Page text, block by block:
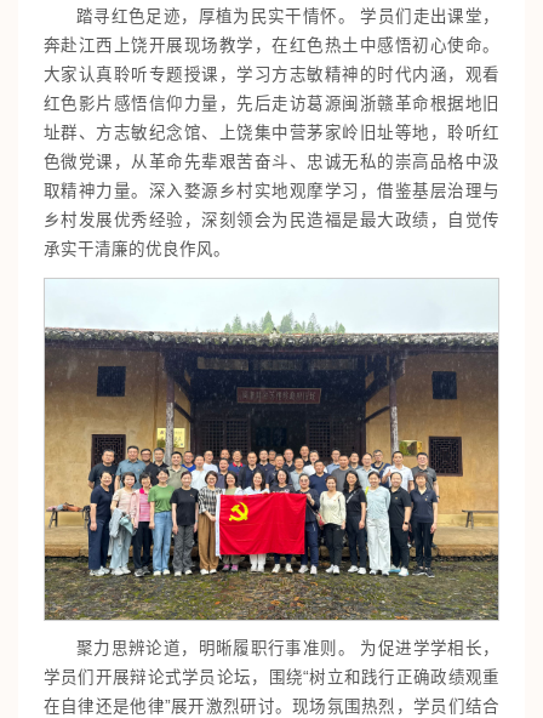
踏寻红色足迹，厚植为民实干情怀。 学员们走出课堂，
奔赴江西上饶开展现场教学，在红色热土中感悟初心使命。
大家认真聆听专题授课，学习方志敏精神的时代内涵，观看
红色影片感悟信仰力量，先后走访葛源闽浙赣革命根据地旧
址群、方志敏纪念馆、上饶集中营茅家岭旧址等地，聆听红
色微党课，从革命先辈艰苦奋斗、忠诚无私的崇高品格中汲
取精神力量。深入婺源乡村实地观摩学习，借鉴基层治理与
乡村发展优秀经验，深刻领会为民造福是最大政绩，自觉传
承实干清廉的优良作风。
聚力思辨论道，明晰履职行事准则。 为促进学学相长，
学员们开展辩论式学员论坛，围绕“树立和践行正确政绩观重
在自律还是他律”展开激烈研讨。现场氛围热烈，学员们结合